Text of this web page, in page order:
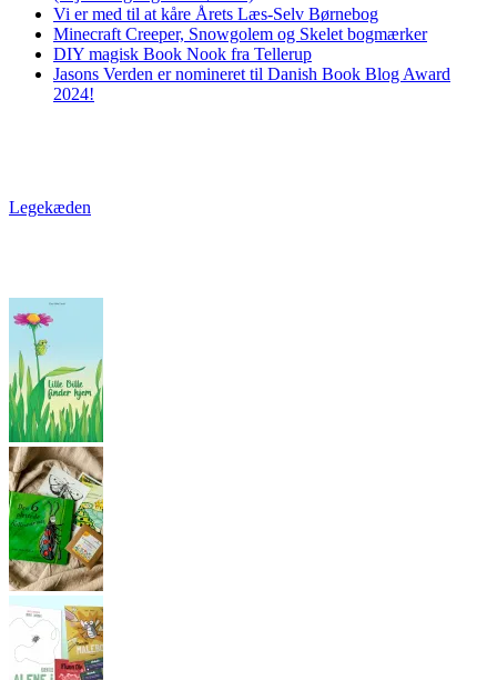
Vi er med til at kåre Årets Læs-Selv Børnebog
Minecraft Creeper, Snowgolem og Skelet bogmærker
DIY magisk Book Nook fra Tellerup
Jasons Verden er nomineret til Danish Book Blog Award
2024!
Legekæden